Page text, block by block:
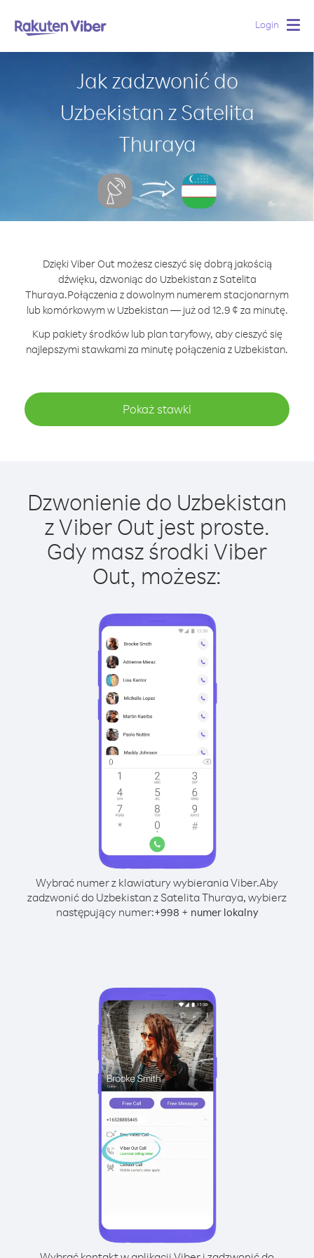
Login
Jak zadzwonić do
Uzbekistan z Satelita
Thuraya
Dzięki Viber Out możesz cieszyć się dobrą jakością
dźwięku, dzwoniąc do Uzbekistan z Satelita
Thuraya.Połączenia z dowolnym numerem stacjonarnym
lub komórkowym w Uzbekistan — już od 12.9 ¢ za minutę.
Kup pakiety środków lub plan taryfowy, aby cieszyć się
najlepszymi stawkami za minutę połączenia z Uzbekistan.
Pokaż stawki
Dzwonienie do Uzbekistan
z Viber Out jest proste.
Gdy masz środki Viber
Out, możesz:
Wybrać numer z klawiatury wybierania Viber.Aby
zadzwonić do Uzbekistan z Satelita Thuraya, wybierz
następujący numer:+998 + numer lokalny